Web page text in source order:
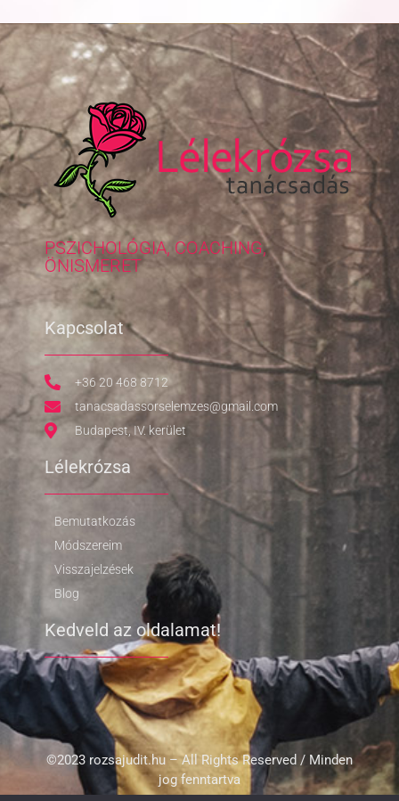
PSZICHOLÓGIA, COACHING,
ÖNISMERET
Kapcsolat
+36 20 468 8712
tanacsadassorselemzes@gmail.com
Budapest, IV. kerület
Lélekrózsa
Bemutatkozás
Módszereim
Visszajelzések
Blog
Kedveld az oldalamat!
©2023 rozsajudit.hu – All Rights Reserved / Minden
jog fenntartva